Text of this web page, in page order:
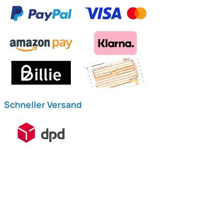
Schneller Versand